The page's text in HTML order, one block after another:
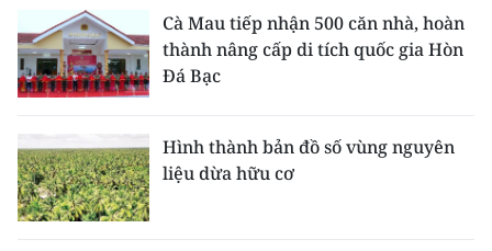
Cà Mau tiếp nhận 500 căn nhà, hoàn
thành nâng cấp di tích quốc gia Hòn
Đá Bạc
Hình thành bản đồ số vùng nguyên
liệu dừa hữu cơ